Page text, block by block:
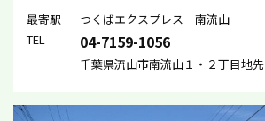
最寄駅
つくばエクスプレス 南流山
TEL
04-7159-1056
千葉県流山市南流山１・２丁目地先